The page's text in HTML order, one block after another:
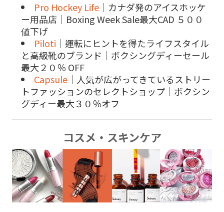
Pro Hockey Life ｜カナダ発のアイスホッケ
ー用品店｜Boxing Week Sale最大CAD ５００
値下げ
Piloti ｜運転にヒントを得たライフスタイル
と高級靴のブランド｜ボクシングディーセール
最大２０％ OFF
Capsule ｜人気が広がってきているストリー
トファッションのセレクトショップ｜ボクシン
グディー最大３０％オフ
コスメ・スキンケア